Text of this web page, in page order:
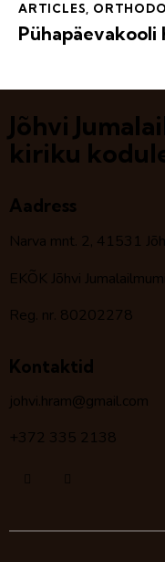
ARTICLES
Pühapäevakooli
Jõhvi
kiriku
Aadress
Narva mnt. 2, 41531
EKÕK Jõhvi
Reg. nr. 80202278
Kontaktid
johvi.hram@gmail.com
+372 335 2138